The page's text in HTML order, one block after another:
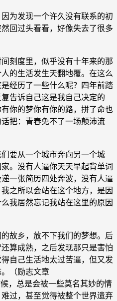
发现一个许久没有联系的初
回过头看看，好像失去了很多
度里，似乎没有十年来的那
的生活发生天翻地覆。在这么
经历了一些什么呢？四年前踏
告诉自己这是我自己决定的
你的梦你有你的路，拼了命也
把：青春免不了一场颠沛流
从一个城市奔向另一个城
。没有人逼你天天早起背单词
一张简历四处奔波，没有人逼
之所以会站在这个地方，是因
我居然忘记我站在这里的原因
乡，放不下我们的梦想。后
算成熟，之后发现那只是害怕
自己生活地太过苦逼，但又发
（励志文章
，总是会被一些莫名其妙的情
过，甚至觉得被整个世界遗弃